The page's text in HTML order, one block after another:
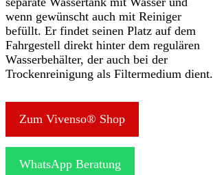
wenn gewünscht auch mit Reiniger
befüllt. Er findet seinen Platz auf dem
Fahrgestell direkt hinter dem regulären
Wasserbehälter, der auch bei der
Trockenreinigung als Filtermedium dient.
Zum Vivenso® Shop
WhatsApp Beratung